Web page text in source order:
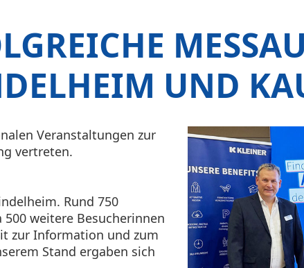
UND
Veranstaltungen zur
vertreten.
Rund 750
weitere Besucherinnen
zur Information und zum
Stand ergaben sich